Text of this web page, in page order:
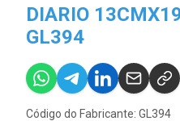
DIARIO
GL394
Código do Fabricante: GL394